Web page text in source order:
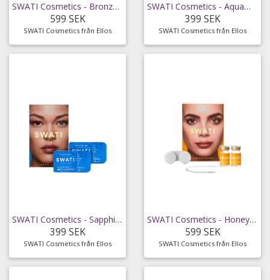
SWATI Cosmetics - Bronze 6-månaders kosmetiska linser
599 SEK
SWATI Cosmetics från Ellos
SWATI Cosmetics - Aquamarine kosmetiska 1-månadslinser
399 SEK
SWATI Cosmetics från Ellos
SWATI Cosmetics - Sapphire kosmetiska 1-månadslinser
399 SEK
SWATI Cosmetics från Ellos
SWATI Cosmetics - Honey 6-månaders kosmetiska linser
599 SEK
SWATI Cosmetics från Ellos